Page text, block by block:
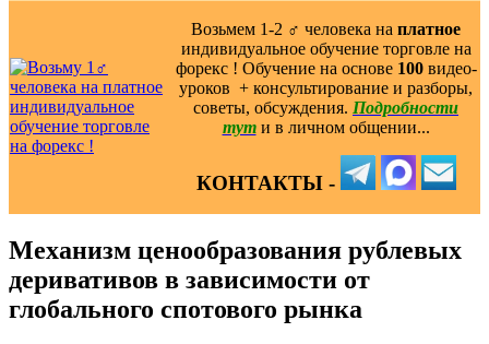
Возьмем 1-2 ‍♂️ человека на платное
индивидуальное обучение торговле на
форекс ! Обучение на основе 100видео-
уроков ️ + консультирование и разборы,
советы, обсуждения. Подробности
тут и в личном общении...
КОНТАКТЫ -
Механизм ценообразования рублевых
деривативов в зависимости от
глобального спотового рынка